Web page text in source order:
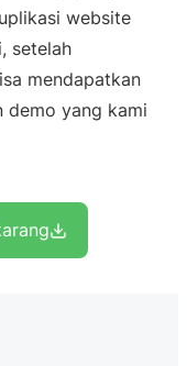
website
setelah
mendapatkan
demo yang kami